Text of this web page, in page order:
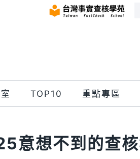
TOP10 重點專區
意想不到的查